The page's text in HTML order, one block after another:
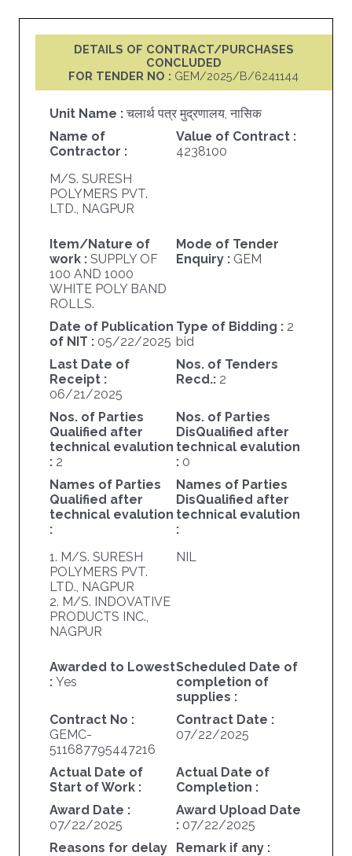
DETAILS OF CONTRACT/PURCHASES
CONCLUDED
FOR TENDER NO : GEM/2025/B/6241144
Unit Name : चलार्थ पत्र मुद्रणालय, नासिक
Name of
Contractor :
M/S. SURESH
POLYMERS PVT.
LTD., NAGPUR
Value of Contract :
4238100
Item/Nature of
work : SUPPLY OF
100 AND 1000
WHITE POLY BAND
ROLLS.
Mode of Tender
Enquiry : GEM
Date of Publication
of NIT : 05/22/2025
Type of Bidding : 2
bid
Last Date of
Receipt :
06/21/2025
Nos. of Tenders
Recd.: 2
Nos. of Parties
Qualified after
technical evalution
: 2
Nos. of Parties
DisQualified after
technical evalution
: 0
Names of Parties
Qualified after
technical evalution
:
1. M/S. SURESH
POLYMERS PVT.
LTD., NAGPUR
2. M/S. INDOVATIVE
PRODUCTS INC.,
NAGPUR
Names of Parties
DisQualified after
technical evalution
:
NIL
Awarded to Lowest
: Yes
Scheduled Date of
completion of
supplies :
Contract No :
GEMC-
511687795447216
Contract Date :
07/22/2025
Actual Date of
Start of Work :
Actual Date of
Completion :
Award Date :
07/22/2025
Award Upload Date
: 07/22/2025
Reasons for delay
Remark if any :